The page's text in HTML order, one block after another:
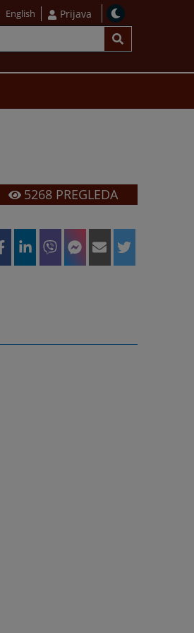
English Prijava
5268PREGLEDA